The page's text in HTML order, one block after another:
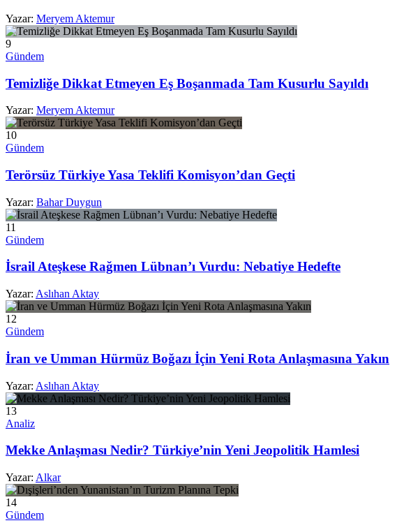
Yazar: Meryem Aktemur
9
Gündem
Temizliğe Dikkat Etmeyen Eş Boşanmada Tam Kusurlu Sayıldı
Yazar: Meryem Aktemur
10
Gündem
Terörsüz Türkiye Yasa Teklifi Komisyon’dan Geçti
Yazar: Bahar Duygun
11
Gündem
İsrail Ateşkese Rağmen Lübnan’ı Vurdu: Nebatiye Hedefte
Yazar: Aslıhan Aktay
12
Gündem
İran ve Umman Hürmüz Boğazı İçin Yeni Rota Anlaşmasına Yakın
Yazar: Aslıhan Aktay
13
Analiz
Mekke Anlaşması Nedir? Türkiye’nin Yeni Jeopolitik Hamlesi
Yazar: Alkar
14
Gündem